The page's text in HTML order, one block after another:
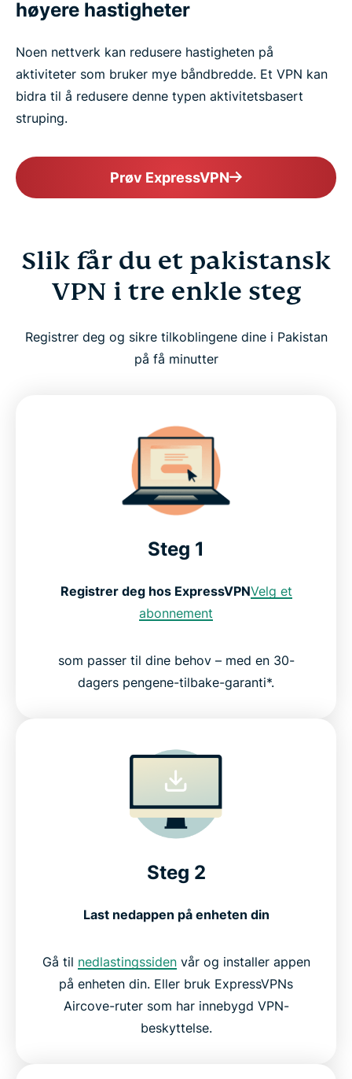
høyere hastigheter
Noen nettverk kan redusere hastigheten på
aktiviteter som bruker mye båndbredde. Et VPN kan
bidra til å redusere denne typen aktivitetsbasert
struping.
Prøv ExpressVPN
Slik får du et pakistansk
VPN i tre enkle steg
Registrer deg og sikre tilkoblingene dine i Pakistan
på få minutter
Steg 1
Registrer deg hos ExpressVPNVelg et
abonnement
som passer til dine behov – med en 30-
dagers pengene-tilbake-garanti*.
Steg 2
Last nedappen på enheten din
Gå til nedlastingssidenvår og installer appen
på enheten din. Eller bruk ExpressVPNs
Aircove-ruter som har innebygd VPN-
beskyttelse.